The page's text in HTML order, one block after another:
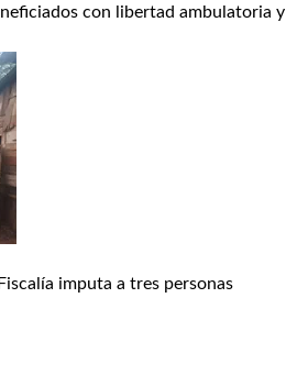
con libertad ambulatoria y
imputa a tres personas